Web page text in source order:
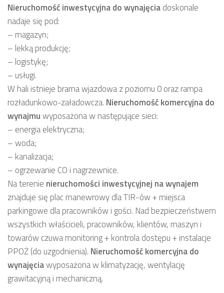
Nieruchomość inwestycyjnado wynajęciadoskonale
nadaje się pod:
– magazyn;
– lekką produkcję;
– logistykę;
– usługi.
W hali istnieje brama wjazdowa z poziomu 0 oraz rampa
rozładunkowo-załadowcza. Nieruchomość komercyjnado
wynajmuwyposażona w następujące sieci:
– energia elektryczna;
– woda;
– kanalizacja;
– ogrzewanie CO i nagrzewnice.
Na terenie nieruchomości inwestycyjnej na wynajem
znajduje się plac manewrowy dla TIR-ów + miejsca
parkingowe dla pracowników i gości. Nad bezpieczeństwem
wszystkich właścicieli, pracowników, klientów, maszyn i
towarów czuwa monitoring + kontrola dostępu + instalacje
PPOŻ (do uzgodnienia). Nieruchomość komercyjnado
wynajęciawyposażona w klimatyzację, wentylację
grawitacyjną i mechaniczną.